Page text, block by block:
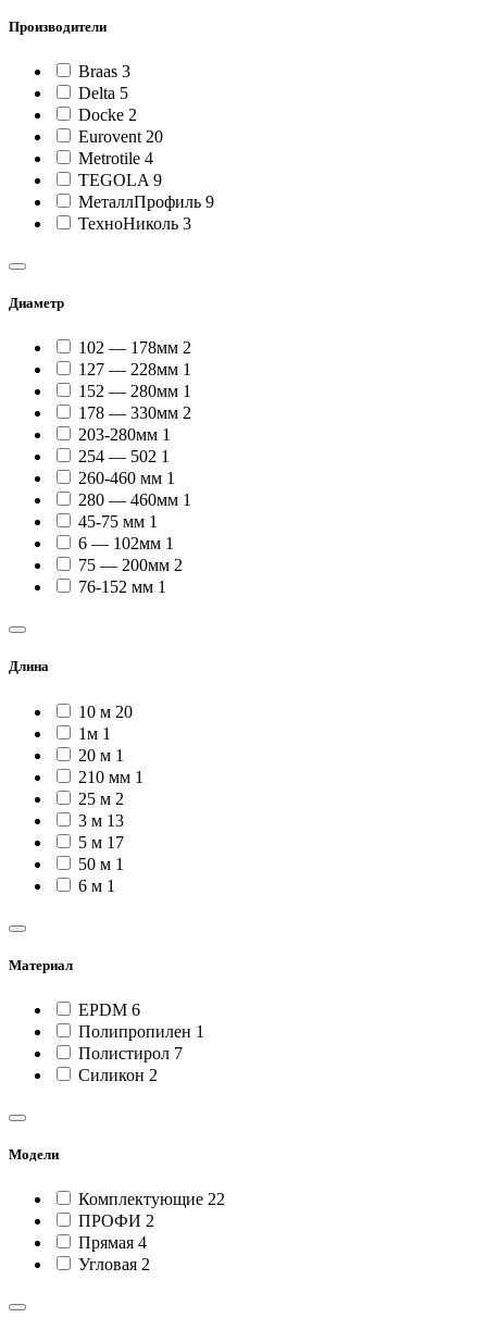
Производители
Braas 3
Delta 5
Docke 2
Eurovent 20
Metrotile 4
TEGOLA 9
МеталлПрофиль 9
ТехноНиколь 3
Диаметр
102 — 178мм 2
127 — 228мм 1
152 — 280мм 1
178 — 330мм 2
203-280мм 1
254 — 502 1
260-460 мм 1
280 — 460мм 1
45-75 мм 1
6 — 102мм 1
75 — 200мм 2
76-152 мм 1
Длина
10 м 20
1м 1
20 м 1
210 мм 1
25 м 2
3 м 13
5 м 17
50 м 1
6 м 1
Материал
EPDM 6
Полипропилен 1
Полистирол 7
Силикон 2
Модели
Комплектующие 22
ПРОФИ 2
Прямая 4
Угловая 2